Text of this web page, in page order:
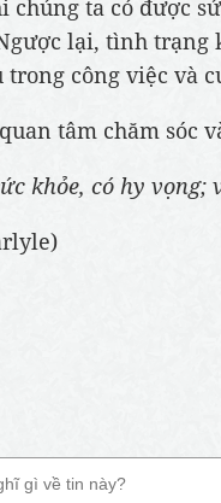
chúng ta có được
lại, tình trạng
công việc và
tâm chăm sóc
khỏe, có hy